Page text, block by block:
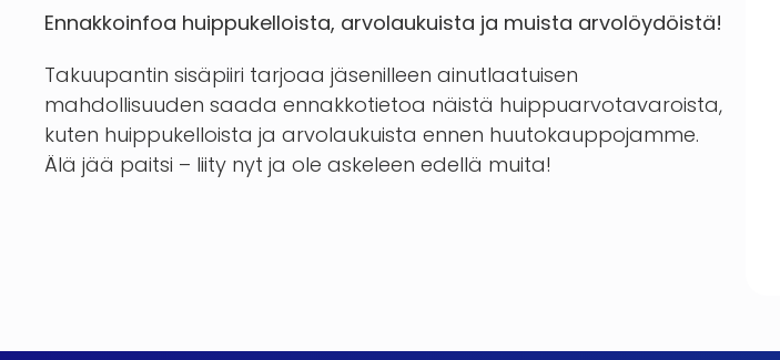
Ennakkoinfoa huippukelloista, arvolaukuista ja muista arvolöydöistä!
Takuupantin sisäpiiri tarjoaa jäsenilleen ainutlaatuisen
mahdollisuuden saada ennakkotietoa näistä huippuarvotavaroista,
kuten huippukelloista ja arvolaukuista ennen huutokauppojamme.
Älä jää paitsi – liity nyt ja ole askeleen edellä muita!